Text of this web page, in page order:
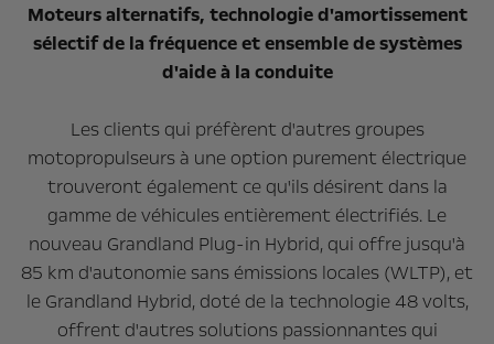
Moteurs alternatifs, technologie d'amortissement
sélectif de la fréquence et ensemble de systèmes
d'aide à la conduite
Les clients qui préfèrent d'autres groupes
motopropulseurs à une option purement électrique
trouveront également ce qu'ils désirent dans la
gamme de véhicules entièrement électrifiés. Le
nouveau Grandland Plug-in Hybrid, qui offre jusqu'à
85 km d'autonomie sans émissions locales (WLTP), et
le Grandland Hybrid, doté de la technologie 48 volts,
offrent d'autres solutions passionnantes qui